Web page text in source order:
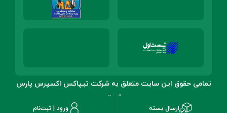
ارسال بسته ورود | ثبت‌نام
تمامی حقوق این سایت متعلق به شرکت تیپاکس اکسپرس پارس
است